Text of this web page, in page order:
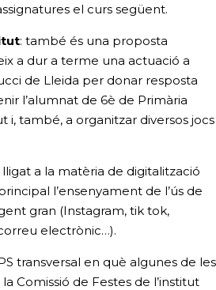
el curs següent.
: també és una proposta
a dur a terme una actuació a
de Lleida per donar resposta
l’alumnat de 6è de Primària
i, també, a organitzar diversos jocs
lligat a la matèria de digitalització
l’ensenyament de l’ús de
gran (Instagram, tik tok,
electrònic…).
transversal en què algunes de les
Comissió de Festes de l’institut